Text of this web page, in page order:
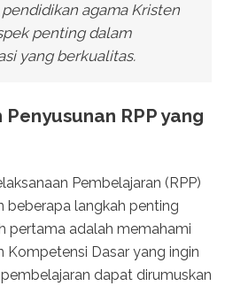
agama Kristen
penting dalam
yang berkualitas.
RPP yang
Pembelajaran (RPP)
beberapa langkah penting
pertama adalah memahami
Kompetensi Dasar yang ingin
dapat dirumuskan